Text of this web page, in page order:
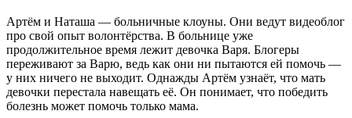
Артём и Наташа — больничные клоуны. Они ведут видеоблог
про свой опыт волонтёрства. В больнице уже
продолжительное время лежит девочка Варя. Блогеры
переживают за Варю, ведь как они ни пытаются ей помочь —
у них ничего не выходит. Однажды Артём узнаёт, что мать
девочки перестала навещать её. Он понимает, что победить
болезнь может помочь только мама.